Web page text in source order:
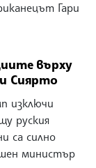
Гари
върху
Сиярто
изключи
руския
са силно
министър